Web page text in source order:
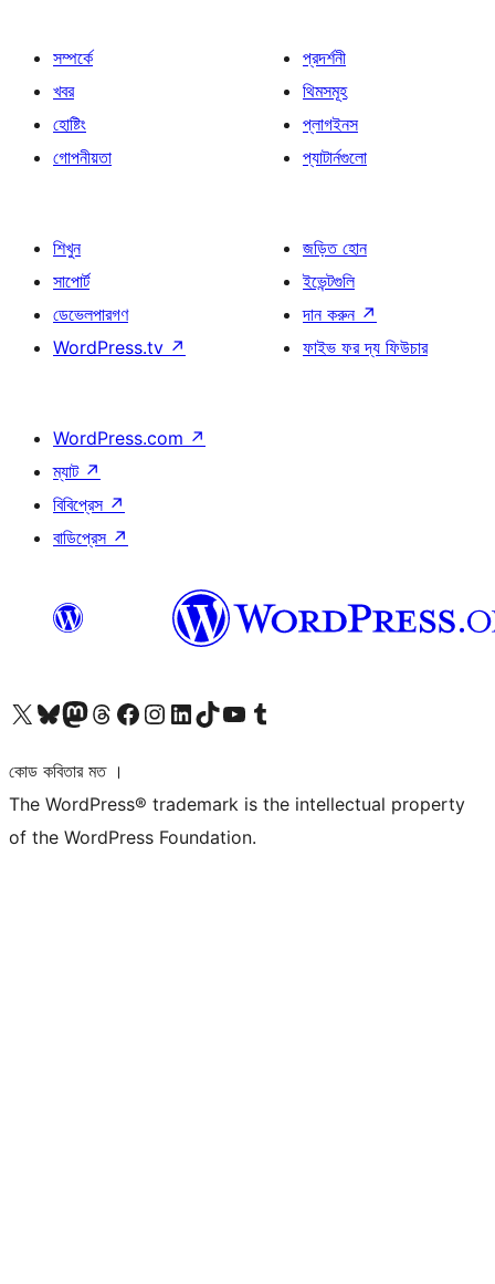
সম্পর্কে
খবর
হোষ্টিং
গোপনীয়তা
প্রদর্শনী
থিমসমূহ
প্লাগইনস
প্যাটার্নগুলো
শিখুন
সাপোর্ট
ডেভেলপারগণ
WordPress.tv ↗
জড়িত হোন
ইভেন্টগুলি
দান করুন ↗
ফাইভ ফর দ্য ফিউচার
WordPress.com ↗
ম্যাট ↗
বিবিপ্রেস ↗
বাডিপ্রেস ↗
আমাদের X (আগের টুইটার) অ্যাকাউন্টে যানআমাদের Bluesky অ্যাকাউন্টটি দেখুনআমাদের মাস্টোডন অ্যাকাউন্টটি দেখুনআমাদের থ্রেডস অ্যাকাউন্টটি দেখুনআমাদের ফেসবুক পেজ দেখুনআমাদের ইন্সটাগ্রাম অ্যাকাউন্ট দেখুনআমাদের লিঙ্কডইন অ্যাকাউন্টে যানআমাদের TikTok অ্যাকাউন্টটি দেখুনআমাদের ইউটিউব চ্যানেলে যান আমাদের টাম্বলার অ্যাকাউন্ট দেখুন
কোড কবিতার মত ।
The WordPress® trademark is the intellectual property
of the WordPress Foundation.